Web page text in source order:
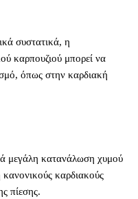
συστατικά, η
καρπουζιού μπορεί να
όπως στην καρδιακή
μεγάλη κατανάλωση χυμού
καρδιακούς
πίεσης.